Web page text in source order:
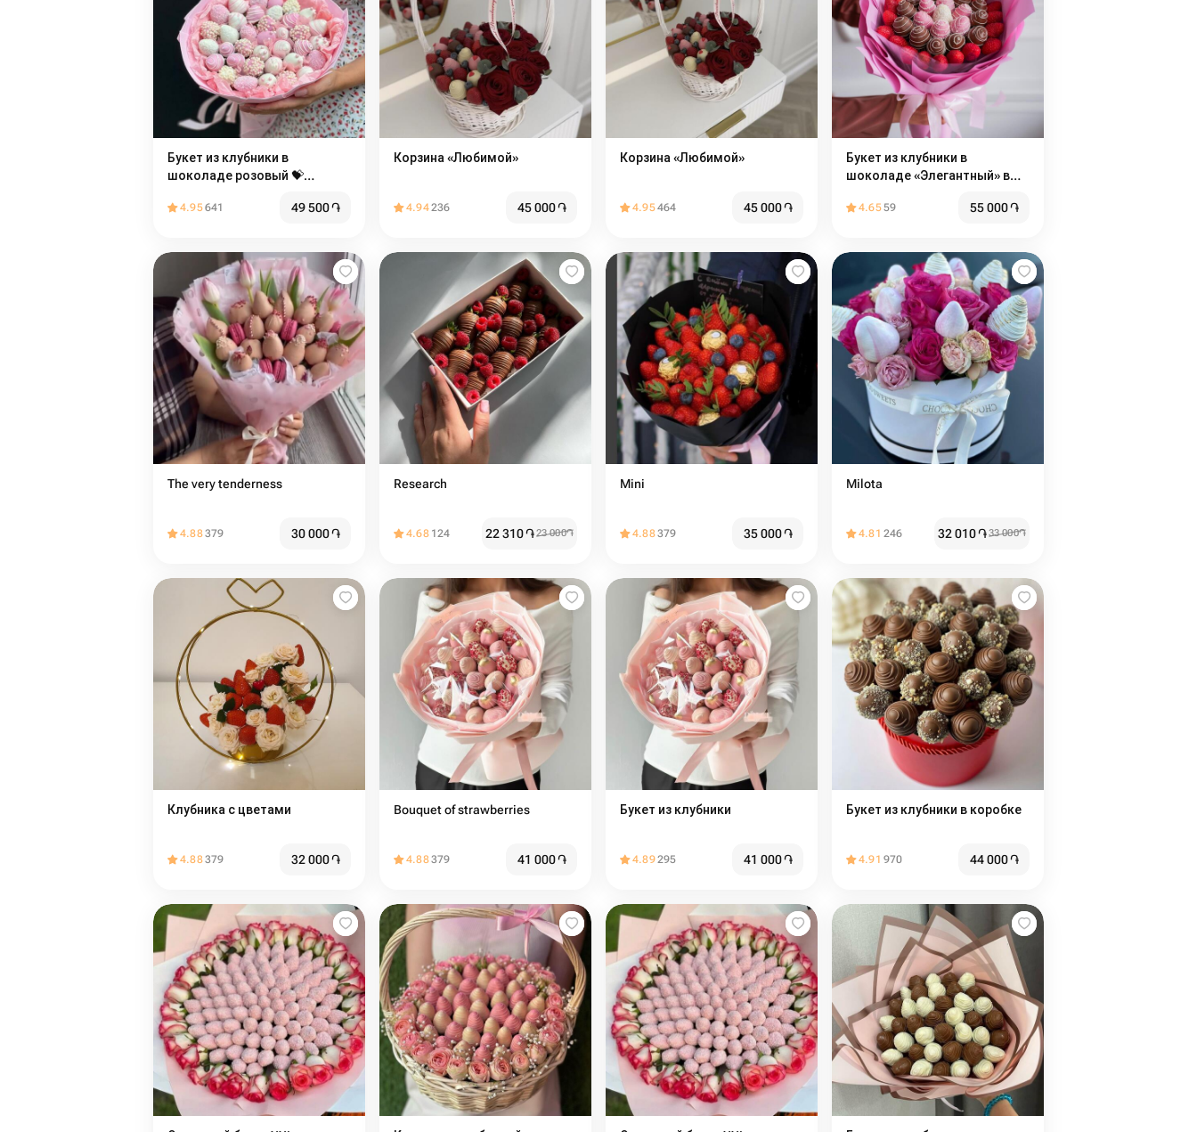
Букет из клубники в
шоколаде розовый 💝️
4.95641 49 500֏
Корзина «Любимой»
4.94236 45 000֏
Корзина «Любимой»
4.95464 45 000֏
Букет из клубники в
шоколаде «Элегантный» в
4.6559 55 000֏
The very tenderness
4.88379 30 000֏
Research
4.68 124 22 310֏23 000֏
Mini
4.88379 35 000֏
Milota
4.81 246 32 010֏33 000֏
Клубника с цветами
4.88379 32 000֏
Bouquet of strawberries
4.88379 41 000֏
Букет из клубники
4.89295 41 000֏
Букет из клубники в коробке
4.91 970 44 000֏